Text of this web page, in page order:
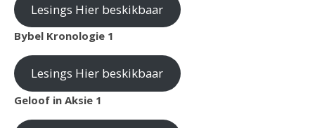
Lesings Hier beskikbaar
Bybel Kronologie 1
Lesings Hier beskikbaar
Geloof in Aksie 1